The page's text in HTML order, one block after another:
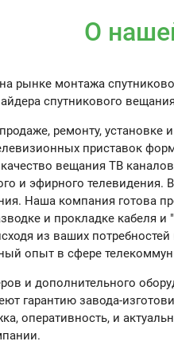
О
рынке монтажа
спутникового
ремонту,
приставок
вещания ТВ
и эфирного
Наша компания готова
и прокладке кабеля
из ваших
опыт в сфере
и дополнительного
гарантию завода-
оперативность, и